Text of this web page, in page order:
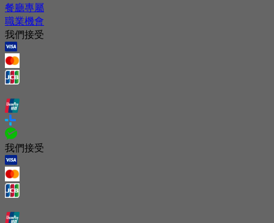
餐廳專屬
職業機會
我們接受
我們接受